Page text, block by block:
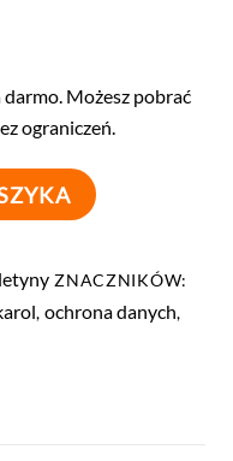
Możesz pobrać
ograniczeń.
ZNACZNIKÓW:
,ochrona danych,